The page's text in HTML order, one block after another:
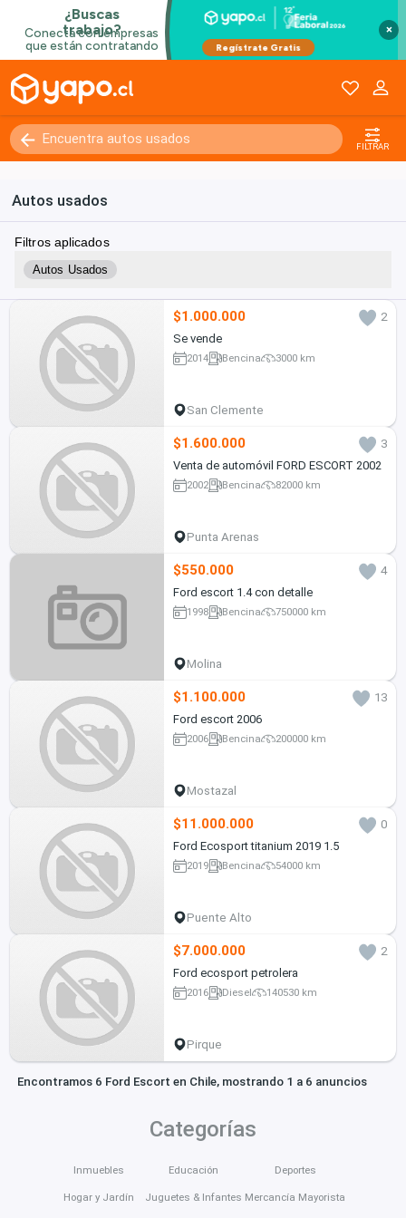
×
FILTRAR
Autos usados
Filtros aplicados
Autos Usados
$1.000.000
2
Se vende
2014 Bencina 3000 km
San Clemente
$1.600.000
3
Venta de automóvil FORD ESCORT 2002
2002 Bencina 82000 km
Punta Arenas
$550.000
4
Ford escort 1.4 con detalle
1998 Bencina 750000 km
Molina
$1.100.000
13
Ford escort 2006
2006 Bencina 200000 km
Mostazal
$11.000.000
0
Ford Ecosport titanium 2019 1.5
2019 Bencina 54000 km
Puente Alto
$7.000.000
2
Ford ecosport petrolera
2016 Diesel 140530 km
Pirque
Encontramos 6 Ford Escort en Chile, mostrando 1 a 6 anuncios
Categorías
Inmuebles
Hogar y Jardín
Educación
Juguetes & Infantes
Deportes
Mercancía Mayorista